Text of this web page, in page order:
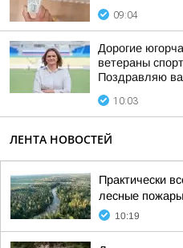
09:04
Дорогие
ветераны
Поздравляю
10:03
ЛЕНТА НОВОСТЕЙ
Практически
лесные
10:19